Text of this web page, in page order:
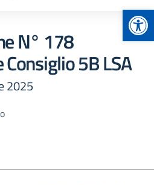
N° 178
5B LSA
2025